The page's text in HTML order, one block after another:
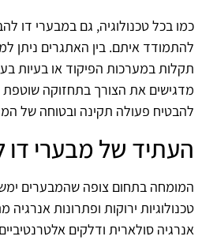
כמו בכל טכנולוגיה, גם במבערי דו
להתמודד איתם. בין האתגרים ניתן
תקלות במערכות הפיקוד או בעיות
מדגישים את הצורך בתחזוקה שוטפת
להבטיח פעולה תקינה ובטוחה של
העתיד של מבערי
המומחה בתחום צופה שהמבערים
טכנולוגיות ירוקות ופתרונות
אנרגיה סולארית ודלקים